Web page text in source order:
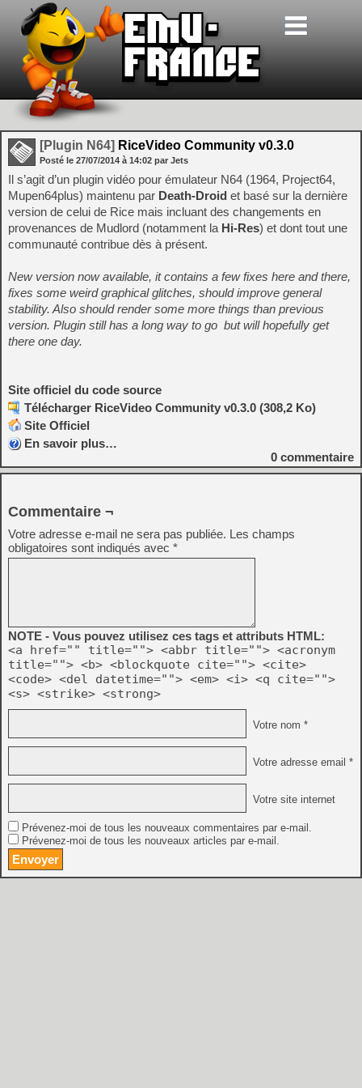
[Plugin N64] RiceVideo Community v0.3.0
Posté le 27/07/2014 à 14:02 par Jets
Il s’agit d’un plugin vidéo pour émulateur N64 (1964, Project64,
Mupen64plus) maintenu par Death-Droid et basé sur la dernière
version de celui de Rice mais incluant des changements en
provenances de Mudlord (notamment la Hi-Res) et dont tout une
communauté contribue dès à présent.
New version now available, it contains a few fixes here and there,
fixes some weird graphical glitches, should improve general
stability. Also should render some more things than previous
version. Plugin still has a long way to go but will hopefully get
there one day.
Site officiel du code source
Télécharger RiceVideo Community v0.3.0 (308,2 Ko)
Site Officiel
En savoir plus…
0 commentaire
Commentaire ¬
Votre adresse e-mail ne sera pas publiée. Les champs
obligatoires sont indiqués avec *
NOTE - Vous pouvez utilisez ces tags et attributs HTML:
<a href="" title=""> <abbr title=""> <acronym
title=""> <b> <blockquote cite=""> <cite>
<code> <del datetime=""> <em> <i> <q cite="">
<s> <strike> <strong>
Votre nom *
Votre adresse email *
Votre site internet
Prévenez-moi de tous les nouveaux commentaires par e-mail.
Prévenez-moi de tous les nouveaux articles par e-mail.